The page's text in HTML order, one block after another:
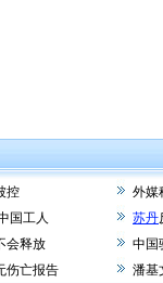
控 外媒
国工人 苏丹
会释放 中国
伤亡报告 潘基